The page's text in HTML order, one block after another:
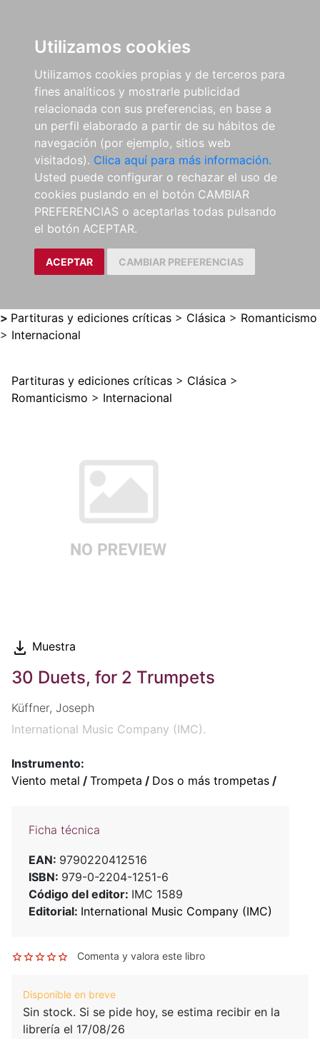
Utilizamos cookies
Utilizamos cookies propias y de terceros para
fines analíticos y mostrarle publicidad
relacionada con sus preferencias, en base a
un perfil elaborado a partir de su hábitos de
navegación (por ejemplo, sitios web
visitados). Clica aquí para más información.
Usted puede configurar o rechazar el uso de
cookies puslando en el botón CAMBIAR
PREFERENCIAS o aceptarlas todas pulsando
el botón ACEPTAR.
ACEPTAR CAMBIAR PREFERENCIAS
> Partituras y ediciones críticas > Clásica > Romanticismo
> Internacional
Partituras y ediciones críticas > Clásica >
Romanticismo > Internacional
Muestra
30 Duets, for 2 Trumpets
Küffner, Joseph
International Music Company (IMC).
Instrumento:
Viento metal / Trompeta / Dos o más trompetas /
Ficha técnica
EAN: 9790220412516
ISBN: 979-0-2204-1251-6
Código del editor: IMC 1589
Editorial: International Music Company (IMC)
Comenta y valora este libro
Disponible en breve
Sin stock. Si se pide hoy, se estima recibir en la
librería el 17/08/26